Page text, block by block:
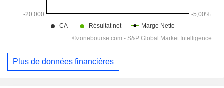
Plus de données financières